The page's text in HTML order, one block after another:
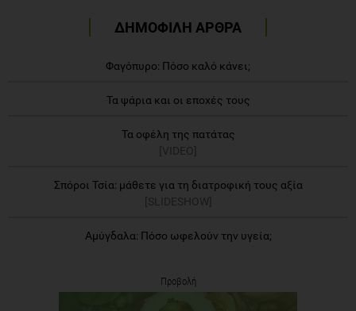
ΔΗΜΟΦΙΛΗ ΑΡΘΡΑ
Φαγόπυρο: Πόσο καλό κάνει;
Τα ψάρια και οι εποχές τους
Τα οφέλη της πατάτας
[VIDEO]
Σπόροι Τσία: μάθετε για τη διατροφική τους αξία
[SLIDESHOW]
Αμύγδαλα: Πόσο ωφελούν την υγεία;
Προβολή